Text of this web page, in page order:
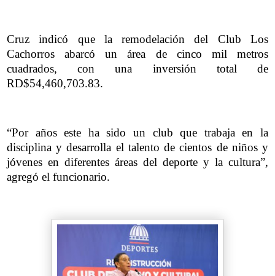
Cruz indicó que la remodelación del Club Los
Cachorros abarcó un área de cinco mil metros
cuadrados, con una inversión total de
RD$54,460,703.83.
“Por años este ha sido un club que trabaja en la
disciplina y desarrolla el talento de cientos de niños y
jóvenes en diferentes áreas del deporte y la cultura”,
agregó el funcionario.